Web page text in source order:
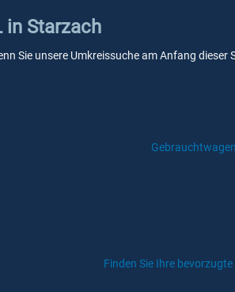
in Starzach
Sie unsere Umkreissuche am Anfang dieser
Finden Sie Ihre